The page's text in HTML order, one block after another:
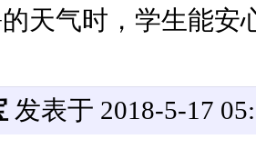
天气时，学生能安
发表于 2018-5-17